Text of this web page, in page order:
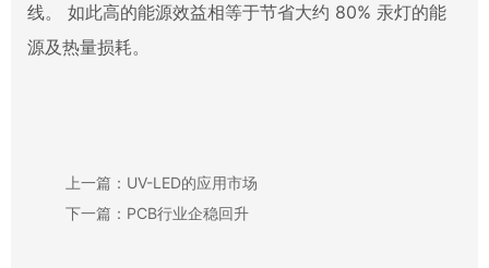
线。 如此高的能源效益相等于节省大约 80% 汞灯的能
源及热量损耗。
上一篇：UV-LED的应用市场
下一篇：PCB行业企稳回升